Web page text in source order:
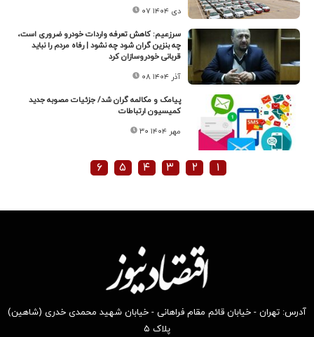
۰۷ دی ۱۴۰۴
سرزعیم: کاهش تعرفه واردات خودرو ضروری است،
چه بنزین گران شود چه نشود | رفاه مردم را نباید
قربانی خودروسازان کرد
۰۸ آذر ۱۴۰۴
پیامک و مکالمه گران شد/ جزئیات مصوبه جدید
کمیسیون ارتباطات
۳۰ مهر ۱۴۰۴
۱ ۲ ۳ ۴ ۵ ۶
آدرس: تهران - خیابان قائم مقام فراهانی - خیابان شهید محمدی خدری (شاهین)
پلاک ۵